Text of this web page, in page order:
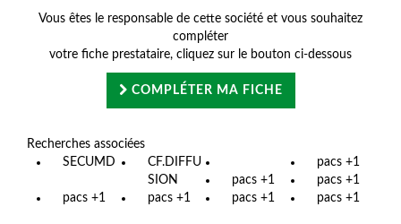
Vous êtes le responsable de cette société et vous souhaitez
compléter
votre fiche prestataire, cliquez sur le bouton ci-dessous
COMPLÉTER MA FICHE
Recherches associées
SECUMD
CF.DIFFU
SION
pacs +1
pacs +1
pacs +1
pacs +1
pacs +1 pacs +1 pacs +1